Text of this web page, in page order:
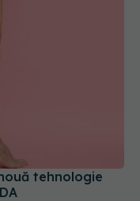
tehnologie